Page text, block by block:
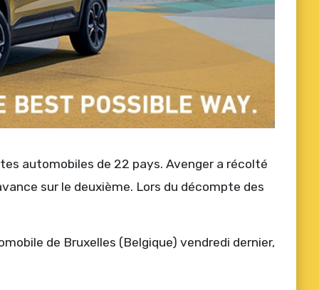
automobiles de 22 pays. Avenger a récolté
sur le deuxième. Lors du décompte des
de Bruxelles (Belgique) vendredi dernier,